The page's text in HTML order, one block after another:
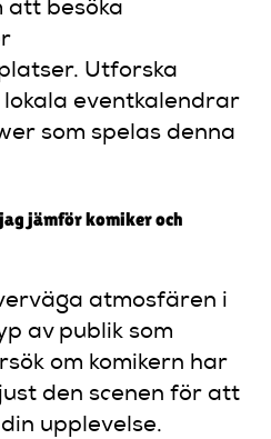
att besöka
Utforska
eventkalendrar
som spelas denna
jämför komiker och
atmosfären i
av publik som
om komikern har
den scenen för att
upplevelse.